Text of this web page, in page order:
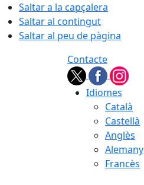
Saltar a la capçalera
Saltar al contingut
Saltar al peu de pàgina
Contacte
Idiomes
Català
Castellà
Anglès
Alemany
Francès